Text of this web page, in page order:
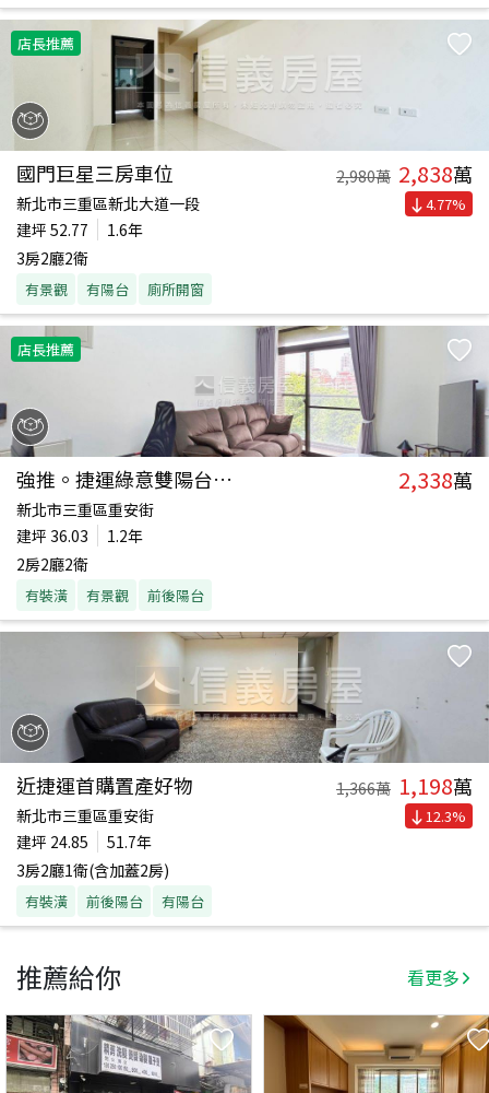
店長推薦
國門巨星三房車位 2,980萬 2,838萬
新北市三重區新北大道一段
建坪 52.77
1.6年
3房2廳2衛
有景觀 有陽台 廁所開窗
4.77%
店長推薦
強推。捷運綠意雙陽台兩房 2,338萬
新北市三重區重安街
建坪 36.03
1.2年
2房2廳2衛
有裝潢 有景觀 前後陽台
近捷運首購置產好物 1,366萬 1,198萬
新北市三重區重安街
建坪 24.85
51.7年
3房2廳1衛(含加蓋2房)
有裝潢 前後陽台 有陽台
12.3%
推薦給你 看更多